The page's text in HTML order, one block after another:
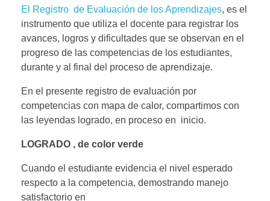
El Registro de Evaluación de los Aprendizajes, es el
instrumento que utiliza el docente para registrar los
avances, logros y dificultades que se observan en el
progreso de las competencias de los estudiantes,
durante y al final del proceso de aprendizaje.
En el presente registro de evaluación por
competencias con mapa de calor, compartimos con
las leyendas logrado, en proceso en inicio.
LOGRADO , de color verde
Cuando el estudiante evidencia el nivel esperado
respecto a la competencia, demostrando manejo
satisfactorio en